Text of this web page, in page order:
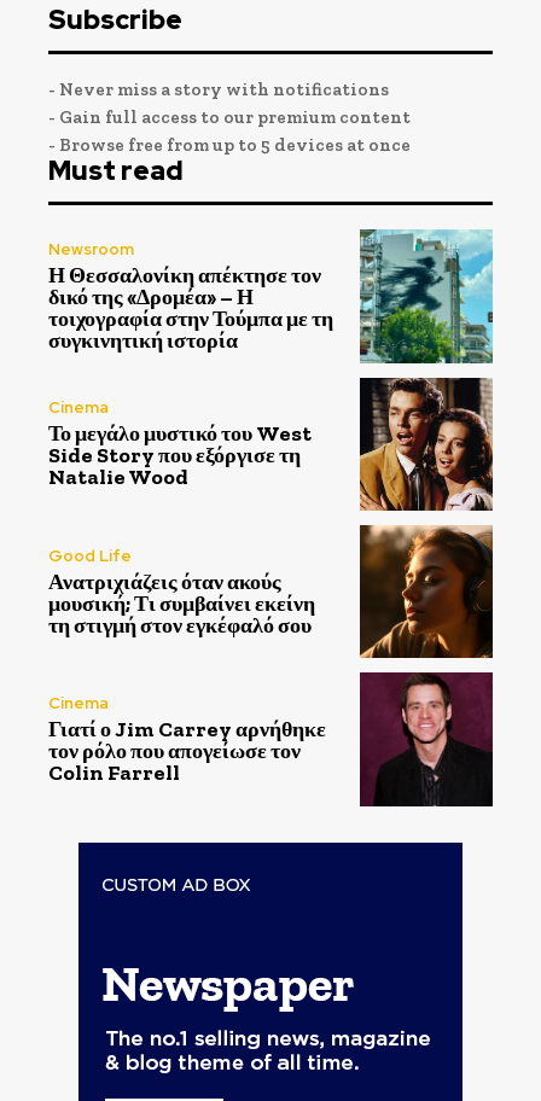
Subscribe
- Never miss a story with notifications
- Gain full access to our premium content
- Browse free from up to 5 devices at once
Must read
Newsroom
Η Θεσσαλονίκη απέκτησε τον
δικό της «Δρομέα» – Η
τοιχογραφία στην Τούμπα με τη
συγκινητική ιστορία
Cinema
Το μεγάλο μυστικό του West
Side Story που εξόργισε τη
Natalie Wood
Good Life
Ανατριχιάζεις όταν ακούς
μουσική; Τι συμβαίνει εκείνη
τη στιγμή στον εγκέφαλό σου
Cinema
Γιατί ο Jim Carrey αρνήθηκε
τον ρόλο που απογείωσε τον
Colin Farrell